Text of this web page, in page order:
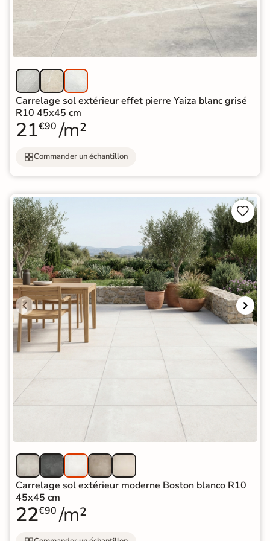
Carrelage sol extérieur effet pierre Yaiza blanc grisé
R10 45x45 cm
21€90 /m²
Commander un échantillon


Carrelage sol extérieur moderne Boston blanco R10
45x45 cm
22€90 /m²